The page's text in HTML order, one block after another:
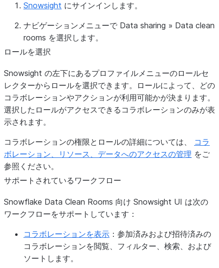
Snowsight にサインインします。
ナビゲーションメニューで Data sharing » Data clean
rooms を選択します。
ロールを選択
Snowsight の左下にあるプロファイルメニューのロールセ
レクターからロールを選択できます。ロールによって、どの
コラボレーションやアクションが利用可能かが決まります。
選択したロールがアクセスできるコラボレーションのみが表
示されます。
コラボレーションの権限とロールの詳細については、 コラ
ボレーション、リソース、データへのアクセスの管理 をご
参照ください。
サポートされているワークフロー
Snowflake Data Clean Rooms 向け Snowsight UI は次の
ワークフローをサポートしています：
コラボレーションを表示 ：参加済みおよび招待済みの
コラボレーションを閲覧、フィルター、検索、および
ソートします。